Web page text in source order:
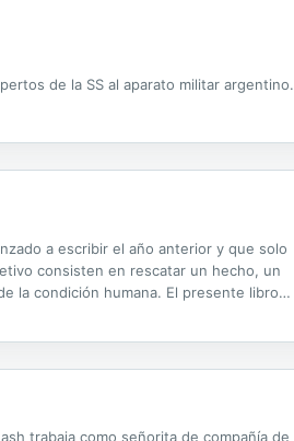
de la SS al aparato militar argentino.
a escribir el año anterior y que solo
consisten en rescatar un hecho, un
la condición humana. El presente libro
trabaja como señorita de compañía de